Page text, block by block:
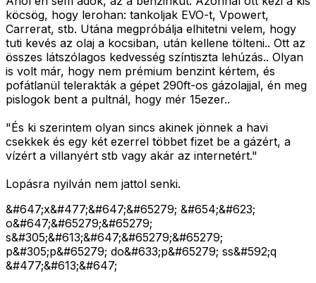
köcsög, hogy lerohan: tankoljak EVO-t, Vpowert,
Carrerat, stb. Utána megpróbálja elhitetni velem, hogy
tuti kevés az olaj a kocsiban, után kellene tölteni.. Ott az
összes látszólagos kedvesség színtiszta lehúzás.. Olyan
is volt már, hogy nem prémium benzint kértem, és
pofátlanül telerakták a gépet 290ft-os gázolajjal, én meg
pislogok bent a pultnál, hogy mér 15ezer..
"És ki szerintem olyan sincs akinek jönnek a havi
csekkek és egy két ezerrel többet fizet be a gázért, a
vízért a villanyért stb vagy akár az internetért."
Lopásra nyilván nem jattol senki.
&#647;x&#477;&#647;&#65279; &#654;&#623;
o&#647;&#65279;&#65279;
s&#305;&#613;&#647;&#65279;&#65279;
p&#305;p&#65279; do&#633;p&#65279; ss&#592;q
&#477;&#613;&#647;